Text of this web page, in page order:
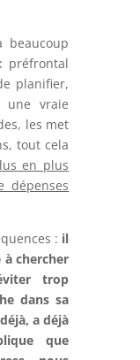
beaucoup
préfrontal
planifier,
une vraie
les met
tout cela
en plus
dépenses
: il
chercher
trop
dans sa
a déjà
que